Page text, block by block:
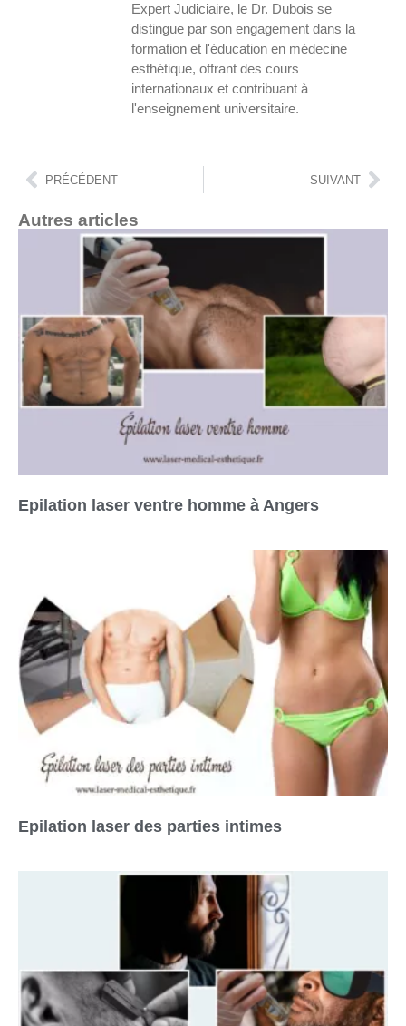
Expert Judiciaire, le Dr. Dubois se
distingue par son engagement dans la
formation et l'éducation en médecine
esthétique, offrant des cours
internationaux et contribuant à
l'enseignement universitaire.
PRÉCÉDENT SUIVANT
Autres articles
Epilation laser ventre homme à Angers
Epilation laser des parties intimes